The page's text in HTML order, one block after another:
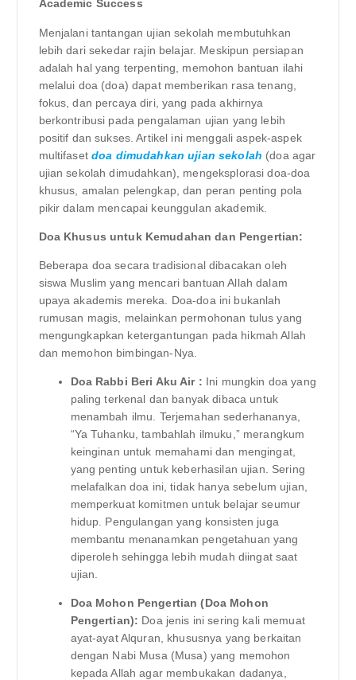
Academic Success
Menjalani tantangan ujian sekolah membutuhkan
lebih dari sekedar rajin belajar. Meskipun persiapan
adalah hal yang terpenting, memohon bantuan ilahi
melalui doa (doa) dapat memberikan rasa tenang,
fokus, dan percaya diri, yang pada akhirnya
berkontribusi pada pengalaman ujian yang lebih
positif dan sukses. Artikel ini menggali aspek-aspek
multifasetdoa dimudahkan ujian sekolah (doa agar
ujian sekolah dimudahkan), mengeksplorasi doa-doa
khusus, amalan pelengkap, dan peran penting pola
pikir dalam mencapai keunggulan akademik.
Doa Khusus untuk Kemudahan dan Pengertian:
Beberapa doa secara tradisional dibacakan oleh
siswa Muslim yang mencari bantuan Allah dalam
upaya akademis mereka. Doa-doa ini bukanlah
rumusan magis, melainkan permohonan tulus yang
mengungkapkan ketergantungan pada hikmah Allah
dan memohon bimbingan-Nya.
Doa Rabbi Beri Aku Air : Ini mungkin doa yang
paling terkenal dan banyak dibaca untuk
menambah ilmu. Terjemahan sederhananya,
“Ya Tuhanku, tambahlah ilmuku,” merangkum
keinginan untuk memahami dan mengingat,
yang penting untuk keberhasilan ujian. Sering
melafalkan doa ini, tidak hanya sebelum ujian,
memperkuat komitmen untuk belajar seumur
hidup. Pengulangan yang konsisten juga
membantu menanamkan pengetahuan yang
diperoleh sehingga lebih mudah diingat saat
ujian.
Doa Mohon Pengertian (Doa Mohon
Pengertian): Doa jenis ini sering kali memuat
ayat-ayat Alquran, khususnya yang berkaitan
dengan Nabi Musa (Musa) yang memohon
kepada Allah agar membukakan dadanya,